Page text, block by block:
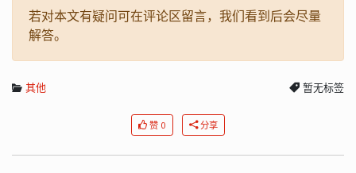
若对本文有疑问可在评论区留言，我们看到后会尽量
解答。
其他 暂无标签
赞 0 分享